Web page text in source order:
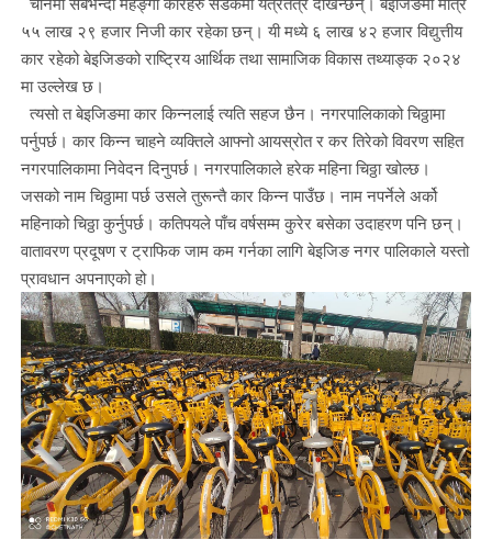
५५ लाख २९ हजार निजी कार रहेका छन्। यी मध्ये ६ लाख ४२ हजार विद्युत्तीय
कार रहेको बेइजिङको राष्ट्रिय आर्थिक तथा सामाजिक विकास तथ्याङ्क २०२४
मा उल्लेख छ।
त्यसो त बेइजिङमा कार किन्नलाई त्यति सहज छैन। नगरपालिकाको चिठ्ठामा
पर्नुपर्छ। कार किन्न चाहने व्यक्तिले आफ्नो आयस्रोत र कर तिरेको विवरण सहित
नगरपालिकामा निवेदन दिनुपर्छ। नगरपालिकाले हरेक महिना चिठ्ठा खोल्छ।
जसको नाम चिठ्ठामा पर्छ उसले तुरून्तै कार किन्न पाउँछ। नाम नपर्नेले अर्को
महिनाको चिठ्ठा कुर्नुपर्छ। कतिपयले पाँच वर्षसम्म कुरेर बसेका उदाहरण पनि छन्।
वातावरण प्रदूषण र ट्राफिक जाम कम गर्नका लागि बेइजिङ नगर पालिकाले यस्तो
प्रावधान अपनाएको हो।